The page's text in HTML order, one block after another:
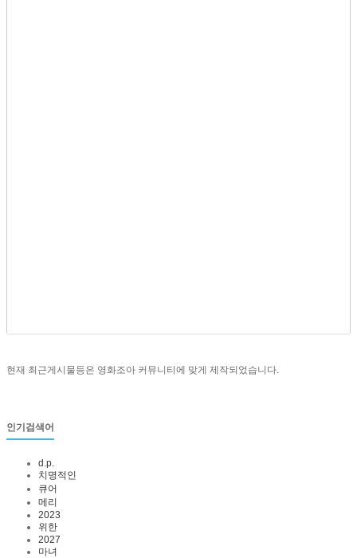
현재 최근게시물등은 영화조아 커뮤니티에 맞게 제작되었습니다.
인기검색어
d.p.
치명적인
큐어
메리
2023
위한
2027
마녀